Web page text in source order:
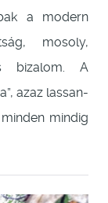
a modern
mosoly,
bizalom. A
azaz lassan-
mindig